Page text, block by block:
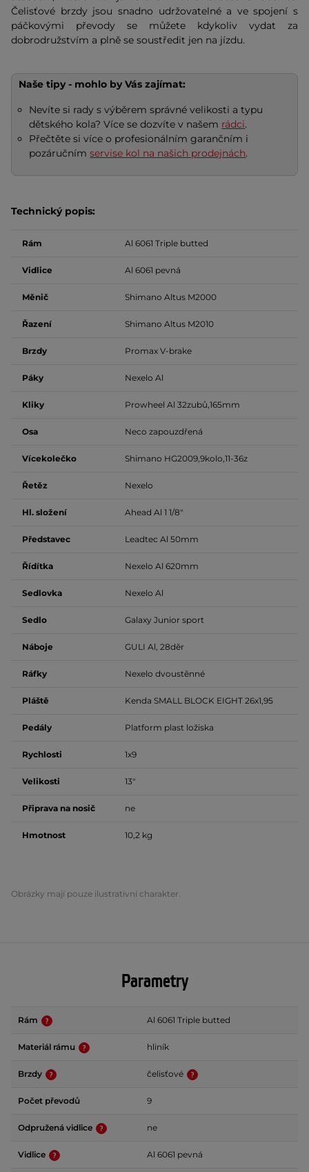
Čelisťové brzdy jsou snadno udržovatelné a ve spojení s
páčkovými převody se můžete kdykoliv vydat za
dobrodružstvím a plně se soustředit jen na jízdu.
Naše tipy - mohlo by Vás zajímat:
Nevíte si rady s výběrem správné velikosti a typu
dětského kola? Více se dozvíte v našem rádci.
Přečtěte si více o profesionálním garančním i
pozáručnímservise kol na našich prodejnách.
Technický popis:
Rám Al 6061 Triple butted
Vidlice Al 6061 pevná
Měnič Shimano Altus M2000
Řazení Shimano Altus M2010
Brzdy Promax V-brake
Páky Nexelo Al
Kliky Prowheel Al 32zubů,165mm
Osa Neco zapouzdřená
Vícekolečko Shimano HG2009,9kolo,11-36z
Řetěz Nexelo
Hl. složení Ahead Al 1 1/8"
Představec Leadtec Al 50mm
Řídítka Nexelo Al 620mm
Sedlovka Nexelo Al
Sedlo Galaxy Junior sport
Náboje GULI Al, 28děr
Ráfky Nexelo dvoustěnné
Pláště Kenda SMALL BLOCK EIGHT 26x1,95
Pedály Platform plast ložiska
Rychlosti 1x9
Velikosti 13"
Připrava na nosič ne
Hmotnost 10,2 kg
Obrázky mají pouze ilustrativní charakter.
Parametry
Rám Al 6061 Triple butted
Materiál rámu hliník
Brzdy čelisťové
Počet převodů 9
Odpružená vidlice ne
Vidlice Al 6061 pevná